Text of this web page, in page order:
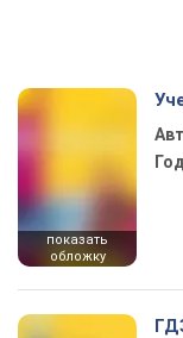
показать
обложку